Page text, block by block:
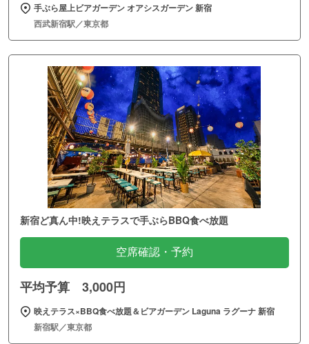
手ぶら屋上ビアガーデン オアシスガーデン 新宿
西武新宿駅／東京都
新宿ど真ん中!映えテラスで手ぶらBBQ食べ放題
空席確認・予約
平均予算 3,000円
映えテラス×BBQ食べ放題＆ビアガーデン Laguna ラグーナ 新宿
新宿駅／東京都